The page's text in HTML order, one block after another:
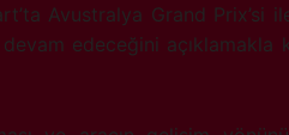
Avustralya Grand Prix’si
edeceğini açıklamakla